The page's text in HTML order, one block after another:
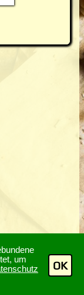
um
OK